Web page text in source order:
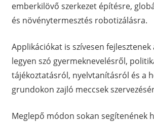
emberkilövő szerkezet építésre,
és növénytermesztés robotizálásra.
Applikációkat is szívesen fejlesztenek
legyen szó gyermeknevelésről,
tájékoztatásról, nyelvtanításról és a
grundokon zajló meccsek
Meglepő módon sokan segítenének